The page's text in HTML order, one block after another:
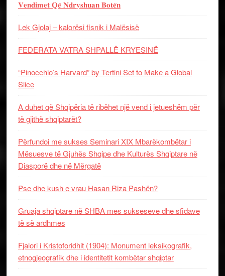
𝐕𝐞𝐧𝐝𝐢𝐦𝐞𝐭 𝐐𝐞̈ 𝐍𝐝𝐫𝐲𝐬𝐡𝐮𝐚𝐧 𝐁𝐨𝐭𝐞̈𝐧
Lek Gjolaj – kalorësi fisnik i Malësisë
FEDERATA VATRA SHPALLË KRYESINË
“Pinocchio’s Harvard” by Tertini Set to Make a Global
Slice
A duhet që Shqipëria të ribëhet një vend i jetueshëm për
të gjithë shqiptarët?
Përfundoi me sukses Seminari XIX Mbarëkombëtar i
Mësuesve të Gjuhës Shqipe dhe Kulturës Shqiptare në
Diasporë dhe në Mërgatë
Pse dhe kush e vrau Hasan Riza Pashën?
Gruaja shqiptare në SHBA mes sukseseve dhe sfidave
të së ardhmes
Fjalori i Kristoforidhit (1904): Monument leksikografik,
etnogjeografik dhe i identitetit kombëtar shqiptar